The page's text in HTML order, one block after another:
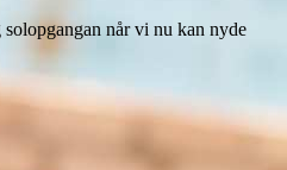
når vi nu kan nyde